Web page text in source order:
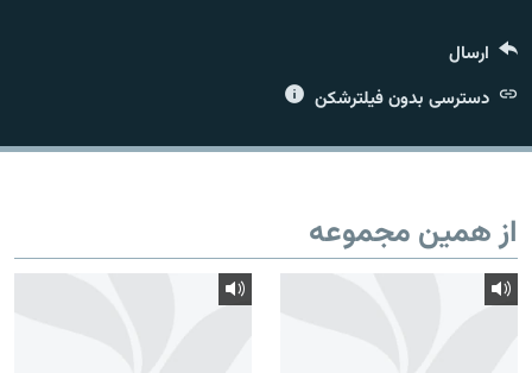
زبان‌های دیگر
ارسال
دسترسی بدون فیلترشکن
از همین مجموعه